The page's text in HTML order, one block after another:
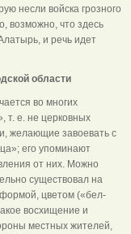
несли войска грозного
возможно, что здесь
и речь идет
области
во многих
т. е. не церковных
желающие завоевать с
его упоминают
от них. Можно
существовал на
цветом («бел-
восхищение и
местных жителей,